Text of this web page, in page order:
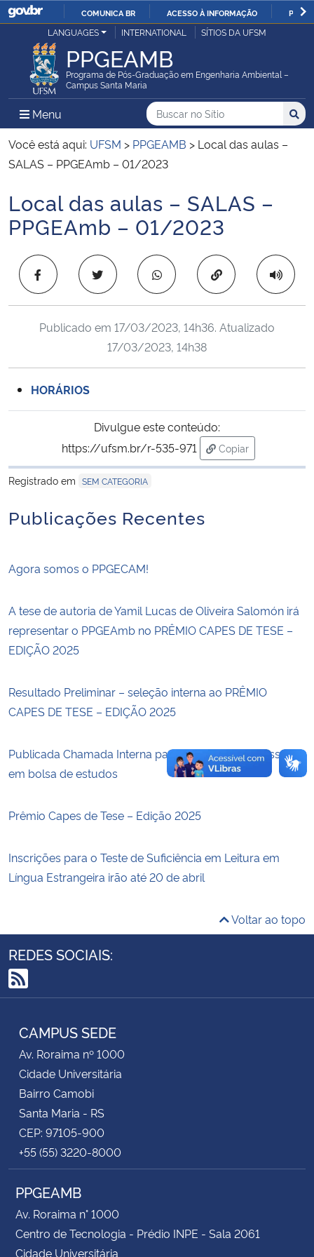
IR
PARA
O
COMUNICA BR ACESSO À INFORMAÇÃO
Ministério da Justiça e Segurança Pública
Ministério da Defesa
Ministério das Relações Exteriores
Ministério da Infraestrutura
Ministério da Educação
Ministério da Cidadania
Ministério da Ciência, Tecnologia, Inovações e Comunicações
Ministério do Meio Ambiente
Ministério do Turismo
Ministério da Mulher, da Família e dos Direitos Humanos
Secretaria-Geral
Secretaria de Governo
Advocacia-Geral da União
Banco Central do Brasil
LANGUAGES INTERNATIONAL SÍTIOS DA UFSM
PPGEAMB
Programa de Pós-Graduação em Engenharia Ambiental –
Campus Santa Maria
Menu Menu Principal do Sítio
Busca
Buscar no no Sítio
Busca:
Você está aqui: UFSM > PPGEAMB > Local das aulas –
SALAS – PPGEAmb – 01/2023
Início do conteúdo
Local das aulas – SALAS –
PPGEAmb – 01/2023
Copiar para área
Publicado em 17/03/2023, 14h36. Atualizado
17/03/2023, 14h38
HORÁRIOS
Divulgue este conteúdo:
https://ufsm.br/r-535-971
Copiar
para área de
Registrado em SEM CATEGORIA
Publicações Recentes
Agora somos o PPGECAM!
A tese de autoria de Yamil Lucas de Oliveira Salomón irá
representar o PPGEAmb no PRÊMIO CAPES DE TESE –
EDIÇÃO 2025
Resultado Preliminar – seleção interna ao PRÊMIO
CAPES DE TESE – EDIÇÃO 2025
Publicada Chamada Interna para registro de interesse
em bolsa de estudos
Prêmio Capes de Tese – Edição 2025
Inscrições para o Teste de Suficiência em Leitura em
Língua Estrangeira irão até 20 de abril
Voltar ao topo
REDES SOCIAIS:
RSS
CAMPUS SEDE
Av. Roraima nº 1000
Cidade Universitária
Bairro Camobi
Santa Maria - RS
CEP: 97105-900
+55 (55) 3220-8000
PPGEAMB
Av. Roraima n° 1000
Centro de Tecnologia - Prédio INPE - Sala 2061
Cidade Universitária